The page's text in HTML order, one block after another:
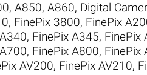
, A850, A860, Digital
, FinePix 3800, FinePix
, FinePix A345, FinePix
, FinePix A800, FinePix
AV200, FinePix AV210,